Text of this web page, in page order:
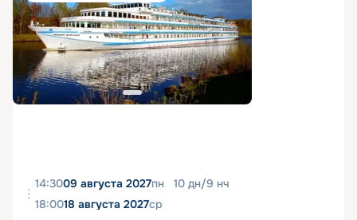
14:3009 августа 2027пн 10 дн/9 нч
18:0018 августа 2027ср